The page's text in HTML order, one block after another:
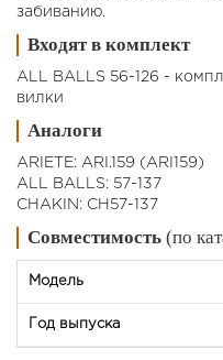
забиванию.
Входят в комплект
ALL BALLS 56-126 -
вилки
Аналоги
ARIETE: ARI.159 (ARI159)
ALL BALLS: 57-137
CHAKIN: CH57-137
Совместимость (по